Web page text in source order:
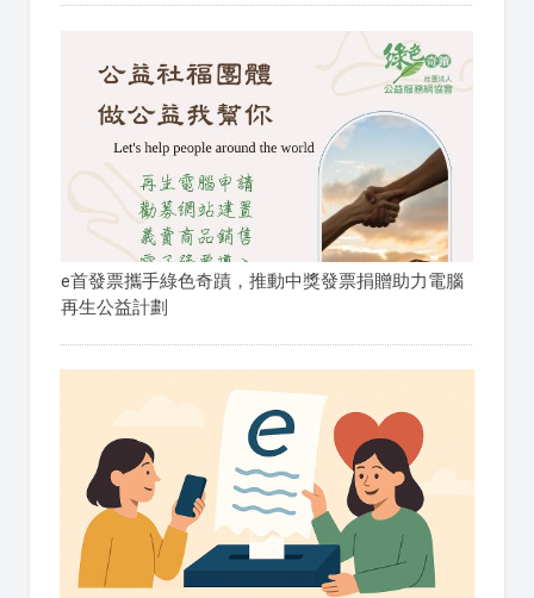
e首發票攜手綠色奇蹟，推動中獎發票捐贈助力電腦
再生公益計劃